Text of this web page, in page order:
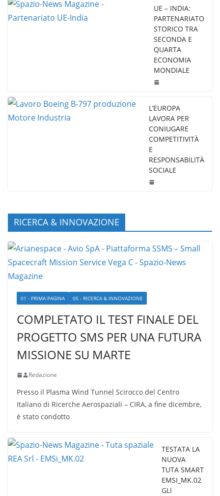
UE – INDIA:
PARTENARIATO
STORICO TRA
SECONDA E
QUARTA
ECONOMIA
MONDIALE
L’EUROPA
LAVORA PER
CONIUGARE
COMPETITIVITÀ
E
RESPONSABILITÀ
SOCIALE
RICERCA & INNOVAZIONE
01 - PRIMA PAGINA 05 - RICERCA & INNOVAZIONE
COMPLETATO IL TEST FINALE DEL
PROGETTO SMS PER UNA FUTURA
MISSIONE SU MARTE
Redazione
Presso il Plasma Wind Tunnel Scirocco del Centro
Italiano di Ricerche Aerospaziali – CIRA, a fine dicembre,
è stato condotto
TESTATA LA
NUOVA
TUTA SMART
EMSI_MK.02
GLI